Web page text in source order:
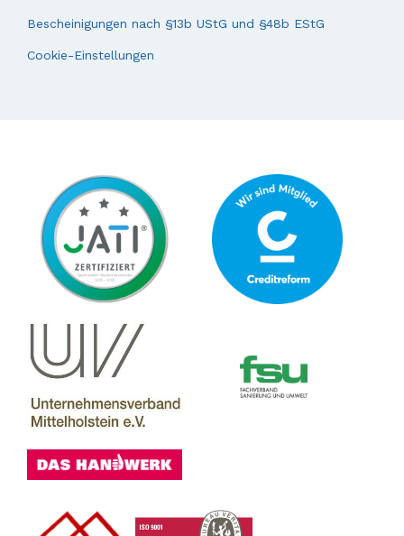
Bescheinigungen nach §13b UStG und §48b EStG
Cookie-Einstellungen